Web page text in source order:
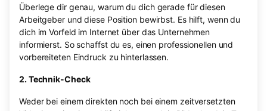
Überlege dir genau, warum du dich gerade für diesen
Arbeitgeber und diese Position bewirbst. Es hilft, wenn du
dich im Vorfeld im Internet über das Unternehmen
informierst. So schaffst du es, einen professionellen und
vorbereiteten Eindruck zu hinterlassen.
2. Technik-Check
Weder bei einem direkten noch bei einem zeitversetzten